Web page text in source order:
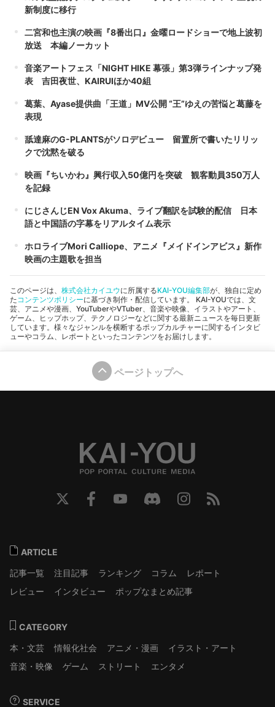
新制度に移行
二宮和也主演の映画『8番出口』金曜ロードショーで地上波初
放送 本編ノーカット
音楽アートフェス「NIGHT HIKE 幕張」第3弾ラインナップ発
表 吉田夜世、KAIRUIほか40組
葛葉、Ayase提供曲「王道」MV公開 “王”ゆえの苦悩と葛藤を
表現
舐達麻のG-PLANTSがソロデビュー 留置所で書いたリリッ
クで沈黙を破る
映画『ちいかわ』興行収入50億円を突破 観客動員350万人
を記録
にじさんじEN Vox Akuma、ライブ翻訳を試験的配信 日本
語と中国語の字幕をリアルタイム表示
ホロライブMori Calliope、アニメ『メイドインアビス』新作
映画の主題歌を担当
このページは、 株式会社カイユウに所属するKAI-YOU編集部が、独自に定め
たコンテンツポリシーに基づき制作・配信しています。 KAI-YOUでは、文
芸、アニメや漫画、YouTuberやVTuber、音楽や映像、イラストやアート、
ゲーム、ヒップホップ、テクノロジーなどに関する最新ニュースを毎日更新
しています。様々なジャンルを横断するポップカルチャーに関するインタビ
ューやコラム、レポートといったコンテンツをお届けします。
ページトップへ
ARTICLE
記事一覧
注目記事 ランキング コラム
レポート
レビュー
インタビュー ポップなまとめ記事
CATEGORY
本・文芸
情報化社会 アニメ・漫画
イラスト・アート
音楽・映像
ゲーム ストリート エンタメ
SERVICE